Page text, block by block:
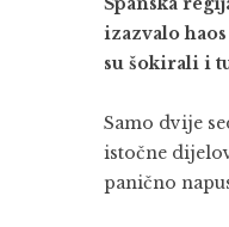
izazvalo
su šokirali i
Samo dvije
istočne
panično